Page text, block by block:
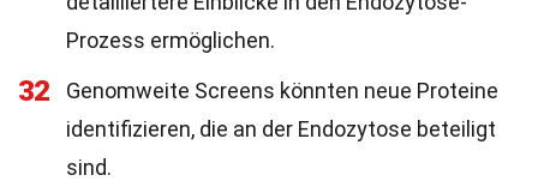
Prozess ermöglichen.
32
Genomweite Screens könnten neue Proteine
identifizieren, die an der Endozytose beteiligt
sind.